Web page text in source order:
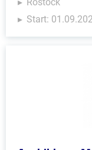
Start: